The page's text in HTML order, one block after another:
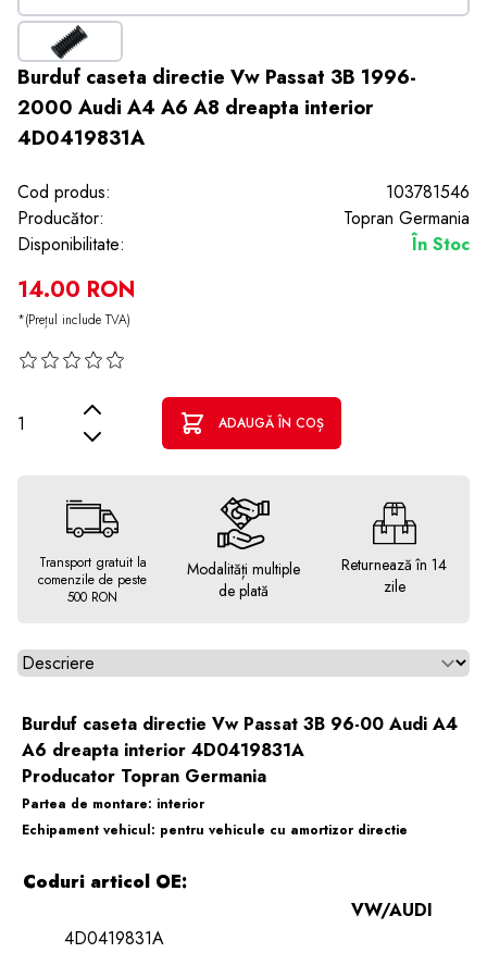
Burduf caseta directie Vw Passat 3B 1996-
2000 Audi A4 A6 A8 dreapta interior
4D0419831A
Cod produs:
103781546
Producător:
Topran Germania
Disponibilitate:
În Stoc
14.00 RON
*(Prețul include TVA)
ADAUGĂ ÎN COȘ
Transport gratuit la
comenzile de peste
500 RON
Modalități multiple
de plată
Returnează în 14
zile
Alegeti tab
Burduf caseta directie Vw Passat 3B 96-00 Audi A4
A6 dreapta interior 4D0419831A
Producator Topran Germania
Partea de montare: interior
Echipament vehicul: pentru vehicule cu amortizor directie
Coduri articol OE:
VW/AUDI
4D0419831A